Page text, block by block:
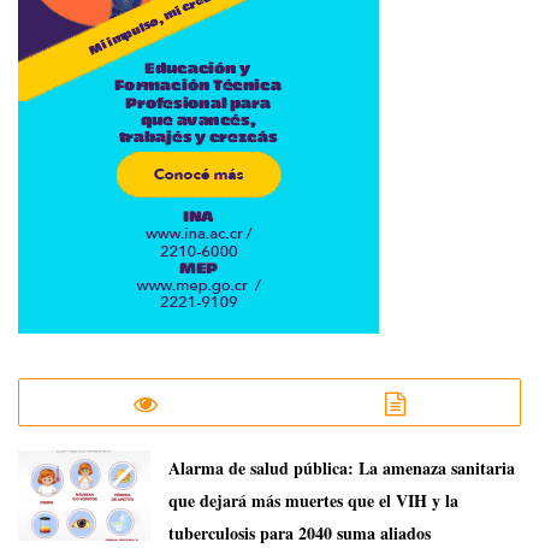
​Alarma de salud pública: La amenaza sanitaria
que dejará más muertes que el VIH y la
tuberculosis para 2040 suma aliados